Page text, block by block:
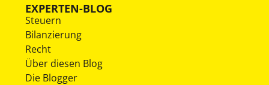
EXPERTEN-BLOG
Steuern
Bilanzierung
Recht
Über diesen Blog
Die Blogger